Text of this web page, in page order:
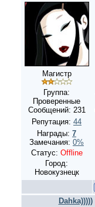
Магистр
Группа:
Проверенные
Сообщений: 231
Репутация: 44
Награды: 7
Замечания: 0%
Статус: Offline
Город:
Новокузнецк
Dahka)))))